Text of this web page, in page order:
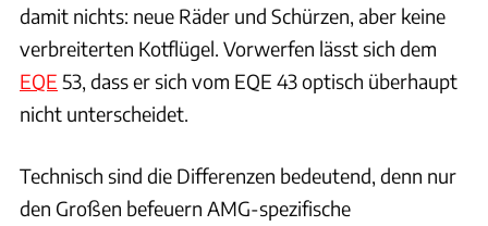
damit nichts: neue Räder und Schürzen, aber keine
verbreiterten Kotflügel. Vorwerfen lässt sich dem
EQE 53, dass er sich vom EQE 43 optisch überhaupt
nicht unterscheidet.
Technisch sind die Differenzen bedeutend, denn nur
den Großen befeuern AMG-spezifische